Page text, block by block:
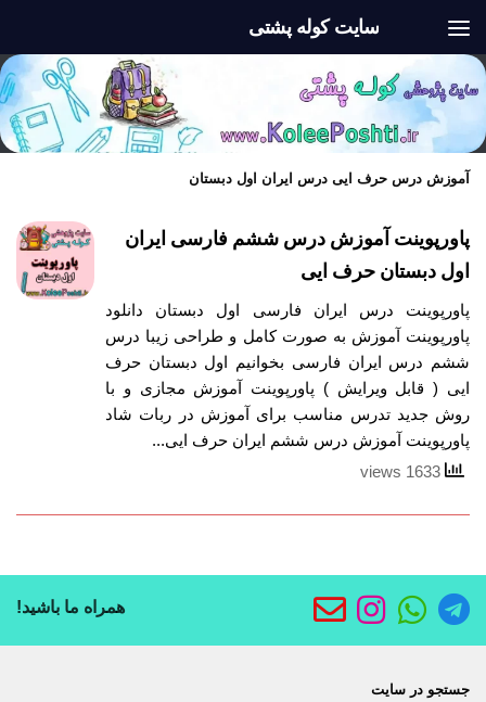
سایت کوله پشتی
آموزش درس حرف ایی درس ایران اول دبستان
پاورپوینت آموزش درس ششم فارسی ایران
اول دبستان حرف ایی
پاورپوینت درس ایران فارسی اول دبستان دانلود
پاورپوینت آموزش به صورت کامل و طراحی زیبا درس
ششم درس ایران فارسی بخوانیم اول دبستان حرف
ایی ( قابل ویرایش ) پاورپوینت آموزش مجازی و با
روش جدید تدرس مناسب برای آموزش در ربات شاد
پاورپوینت آموزش درس ششم ایران حرف ایی...
همراه ما باشید!
جستجو در سایت